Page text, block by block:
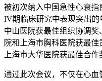
被初次纳入中国急性心衰
IV期临床研究中表现突出
中山医院获最佳组织协调
院和上海市胸科医院获最
上海市大华医院获最佳合作
通过此次会议，不仅在心血